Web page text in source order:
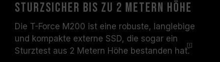
Sturzsicher bis zu 2 Metern Höhe
Die T-Force M200 ist eine robuste, langlebige
und kompakte externe SSD, die sogar ein
Sturztest aus 2 Metern Höhe bestanden hat.